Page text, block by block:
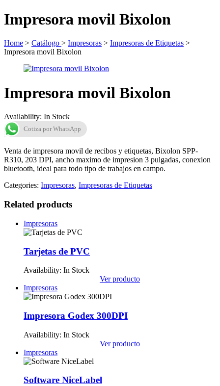
Impresora movil Bixolon
Home > Catálogo > Impresoras > Impresoras de Etiquetas >
Impresora movil Bixolon
Impresora movil Bixolon
Availability: In Stock
Cotiza por WhatsApp
Venta de impresora movil de recibos y etiquetas, Bixolon SPP-
R310, 203 DPI, ancho maximo de impresion 3 pulgadas, conexion
bluetooth, ideal para todo tipo de trabajos en campo.
Categories: Impresoras, Impresoras de Etiquetas
Related products
Impresoras
Tarjetas de PVC
Availability: In Stock
Ver producto
Impresoras
Impresora Godex 300DPI
Availability: In Stock
Ver producto
Impresoras
Software NiceLabel